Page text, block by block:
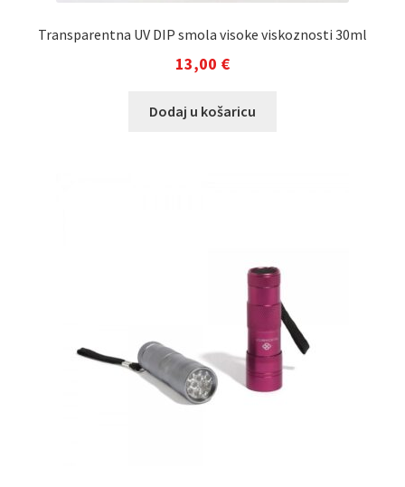
Transparentna UV DIP smola visoke viskoznosti 30ml
13,00 €
Dodaj u košaricu